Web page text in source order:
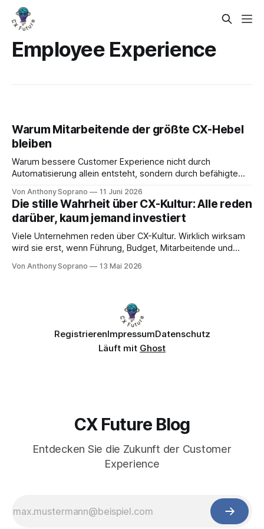
Employee Experience
Warum Mitarbeitende der größte CX-Hebel
bleiben
Warum bessere Customer Experience nicht durch
Automatisierung allein entsteht, sondern durch befähigte
Von Anthony Soprano 11 Juni 2026
Die stille Wahrheit über CX-Kultur: Alle reden
darüber, kaum jemand investiert
Viele Unternehmen reden über CX-Kultur. Wirklich wirksam
wird sie erst, wenn Führung, Budget, Mitarbeitende und
Von Anthony Soprano 13 Mai 2026
RegistrierenImpressumDatenschutz
Läuft mit Ghost
CX Future Blog
Entdecken Sie die Zukunft der Customer
Experience